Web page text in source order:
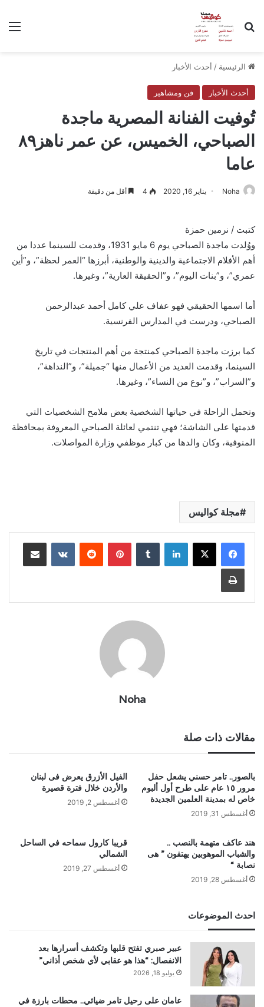
بحث عن
الرئيسية / أحدث الأخبار
أحدث الأخبار فن ومشاهير
تُوفيت الفنانة المصرية ماجدة
الصباحي، الخميس، عن عمر ناهز٨٩
عاما
Noha يناير 16, 2020 4 أقل من دقيقة
كتبت / نرمين حمزة
ووُلدت ماجدة الصباحي يوم 6 مايو 1931، وقدمت للسينما عددا من
أهم الأفلام الاجتماعية والدينية والوطنية، أبرزها “العمر لحظة”، و”أين
عمري”، و”بنات اليوم”، و”الحقيقة العارية”، وغيرها.
أما اسمها الحقيقي فهو عفاف علي كامل أحمد عبدالرحمن
الصباحي، ودرست في المدارس الفرنسية.
كما برزت ماجدة الصباحي كمنتجة من أهم المنتجات في تاريخ
السينما، وقدمت العديد من الأعمال منها “جميلة”، و”النداهة”،
و”السراب”، و”نوع من النساء”، وغيرها.
وتحمل الراحلة في حياتها الشخصية بعض ملامح الشخصيات التي
قدمتها على الشاشة؛ فهي تنتمي لعائلة الصباحي المعروفة بمحافظة
المنوفية، وكان والدها من كبار موظفي وزارة المواصلات.
مجلة كواليس
لينكدإن بينتيريست مشاركة عبر البريد
طباعة
Noha
مقالات ذات صلة
بالصور.. تامر حسني يشعل حفل
مرور ١٥ عام على طرح أول ألبوم
خاص له بمدينة العلمين الجديدة
أغسطس 31, 2019
الفيل الأزرق يعرض فى لبنان
والأردن خلال فترة قصيرة
أغسطس 2, 2019
هند عاكف متهمة بالنصب ..
والشباب الموهوبين يهتفون ” هى
نصابة “
أغسطس 28, 2019
قريبا كارول سماحه في الساحل
الشمالي
أغسطس 27, 2019
احدث الموضوعات
عبير صبري تفتح قلبها وتكشف أسرارها بعد
الانفصال: “هذا هو عقابي لأي شخص أذاني”
يوليو 18, 2026
عامان على رحيل تامر ضيائي.. محطات بارزة في